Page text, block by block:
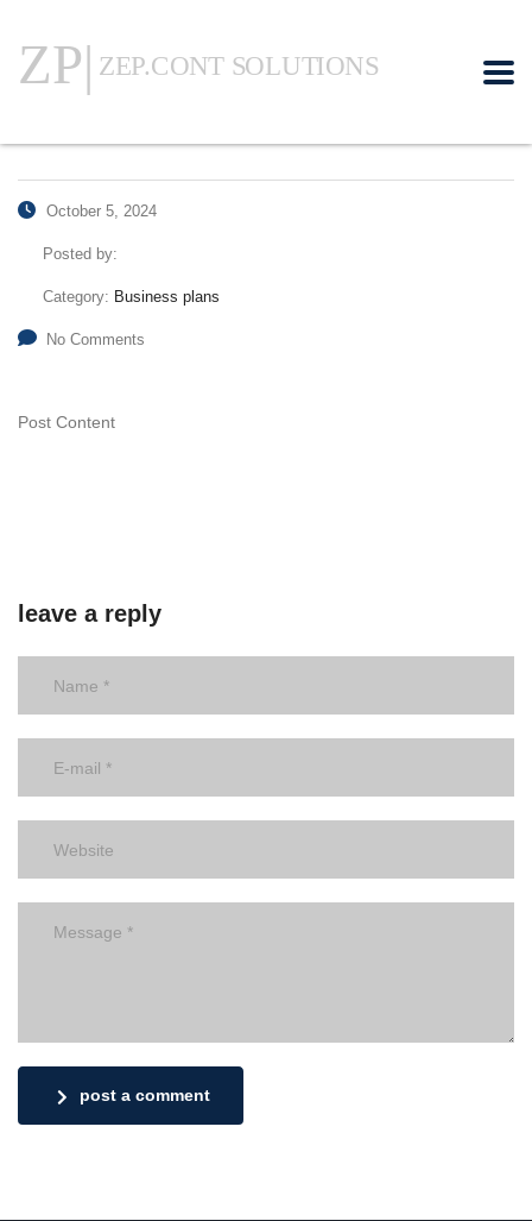
October 5, 2024
Posted by:
Category: Business plans
No Comments
Post Content
leave a reply
post a comment